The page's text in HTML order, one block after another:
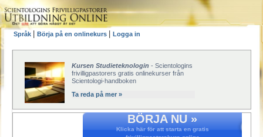
Språk Börja på en onlinekurs Logga in
Kursen Studieteknologin - Scientologins
frivilligpastorers gratis onlinekurser från
Scientologi-handboken
Ta reda på mer »
BÖRJA NU »
Klicka här för att starta en gratis